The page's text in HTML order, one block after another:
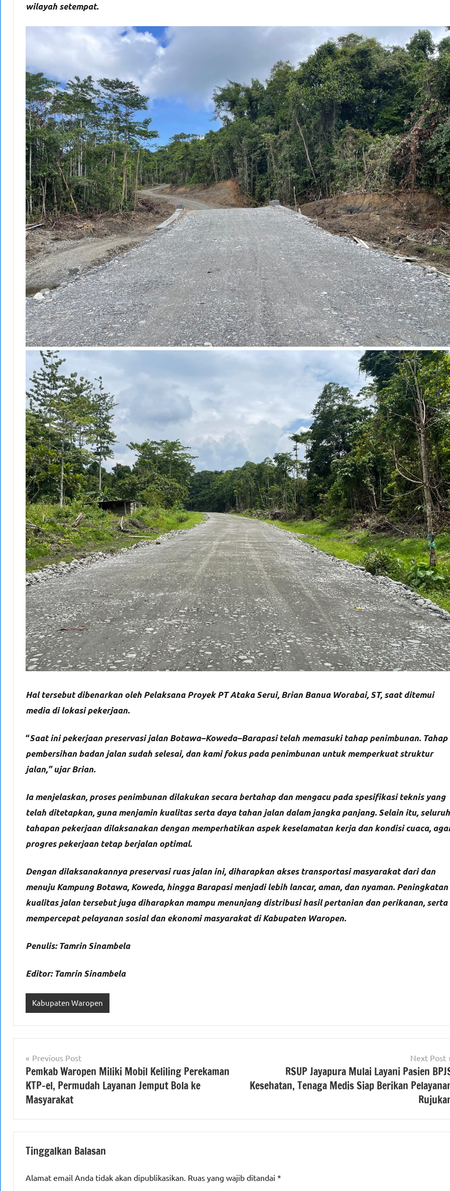
wilayah setempat.
Hal tersebut dibenarkan oleh Pelaksana Proyek PT Ataka Serui, Brian Banua Worabai, ST, saat ditemui
media di lokasi pekerjaan.
“Saat ini pekerjaan preservasi jalan Botawa–Koweda–Barapasi telah memasuki tahap penimbunan. Tahap
pembersihan badan jalan sudah selesai, dan kami fokus pada penimbunan untuk memperkuat struktur
jalan,” ujar Brian.
Ia menjelaskan, proses penimbunan dilakukan secara bertahap dan mengacu pada spesifikasi teknis yang
telah ditetapkan, guna menjamin kualitas serta daya tahan jalan dalam jangka panjang. Selain itu, seluruh
tahapan pekerjaan dilaksanakan dengan memperhatikan aspek keselamatan kerja dan kondisi cuaca,
progres pekerjaan tetap berjalan optimal.
Dengan dilaksanakannya preservasi ruas jalan ini, diharapkan akses transportasi masyarakat dari dan
menuju Kampung Botawa, Koweda, hingga Barapasi menjadi lebih lancar, aman, dan nyaman. Peningkatan
kualitas jalan tersebut juga diharapkan mampu menunjang distribusi hasil pertanian dan perikanan, serta
mempercepat pelayanan sosial dan ekonomi masyarakat di Kabupaten Waropen.
Penulis: Tamrin Sinambela
Editor: Tamrin Sinambela
Kabupaten Waropen
Navigasi
pos
Previous Post
Pemkab Waropen Miliki Mobil Keliling Perekaman
KTP-el, Permudah Layanan Jemput Bola ke
Masyarakat
Next Post
RSUP Jayapura Mulai Layani Pasien
Kesehatan, Tenaga Medis Siap Berikan
Tinggalkan Balasan
Alamat email Anda tidak akan dipublikasikan. Ruas yang wajib ditandai *